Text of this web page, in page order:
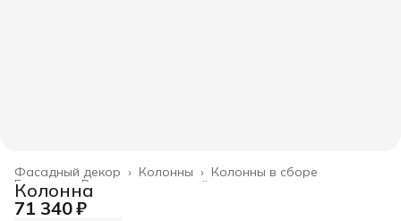
Колонны в сборе
Колонны ›
Фасадный декор ›
Весь архитектурный декор
Главная ›
Колонна
71 340 ₽